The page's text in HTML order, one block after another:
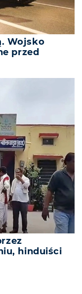
Wojsko
przed
hinduiści